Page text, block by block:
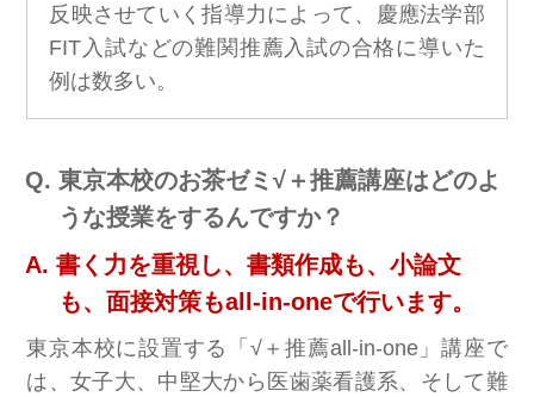
反映させていく指導力によって、慶應法学部
FIT入試などの難関推薦入試の合格に導いた
例は数多い。
東京本校のお茶ゼミ√＋推薦講座はどのよ
うな授業をするんですか？
書く力を重視し、書類作成も、小論文
も、面接対策もall-in-oneで行います。
東京本校に設置する「√＋推薦all-in-one」講座で
は、女子大、中堅大から医歯薬看護系、そして難